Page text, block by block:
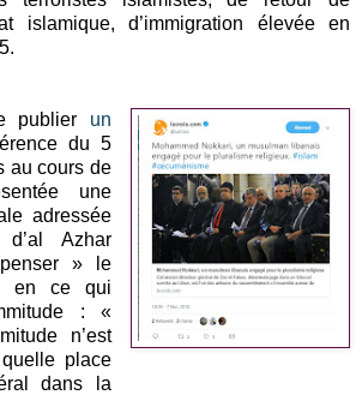
islamique, d’immigration élevée en
publier un
du 5
au cours de
une
adressée
Azhar
» le
en ce qui
: «
n’est
place
dans la